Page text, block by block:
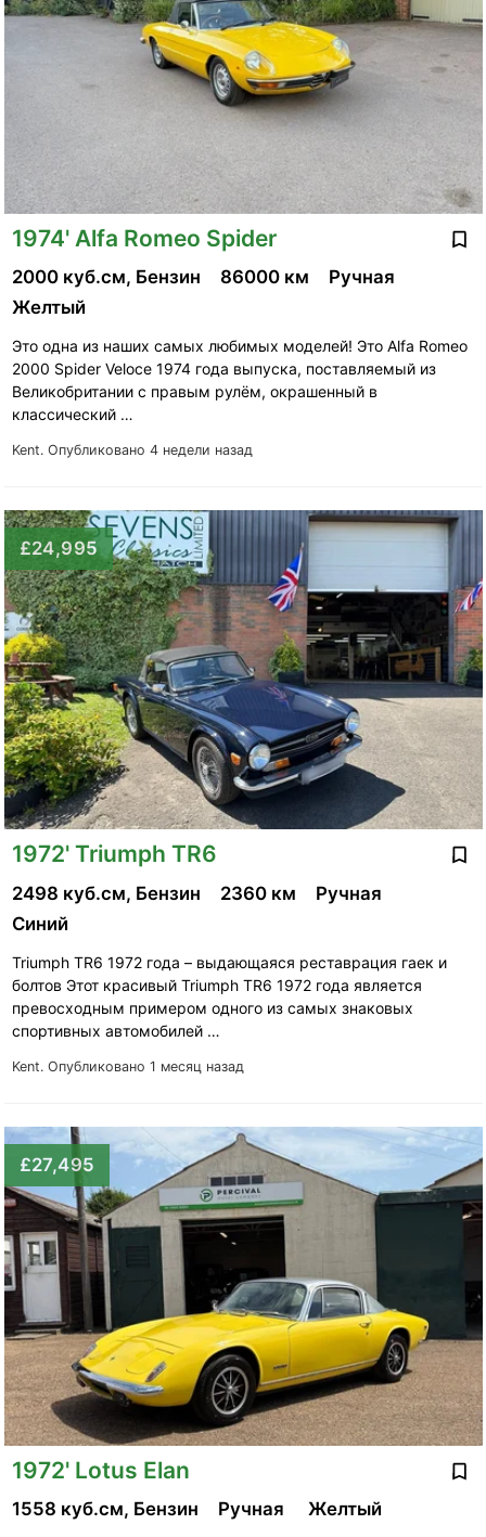
1974' Alfa Romeo Spider
Kent. Опубликовано 4 недели назад
2000 куб.см, Бензин 86000 км
Ручная
Желтый
Это одна из наших самых любимых моделей! Это Alfa Romeo
2000 Spider Veloce 1974 года выпуска, поставляемый из
Великобритании с правым рулём, окрашенный в
классический …
£24,995
1972' Triumph TR6
Kent. Опубликовано 1 месяц назад
2498 куб.см, Бензин 2360 км
Ручная
Синий
Triumph TR6 1972 года – выдающаяся реставрация гаек и
болтов Этот красивый Triumph TR6 1972 года является
превосходным примером одного из самых знаковых
спортивных автомобилей …
£27,495
1972' Lotus Elan
1558 куб.см, Бензин Ручная Желтый